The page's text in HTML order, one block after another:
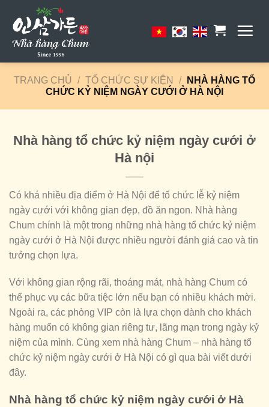
content
TRANG CHỦ / TỔ CHỨC SỰ KIỆN /
NHÀ HÀNG TỔ
CHỨC KỶ NIỆM NGÀY CƯỚI Ở HÀ NỘI
Nhà hàng tổ chức kỷ niệm ngày cưới ở
Hà nội
Có khá nhiều địa điểm ở Hà Nội để tổ chức lễ kỷ niệm
ngày cưới với không gian đẹp, đồ ăn ngon. Nhà hàng
Chum chính là một trong những nhà hàng tổ chức kỷ niệm
ngày cưới ở Hà Nội được nhiều người đánh giá cao và tin
tưởng chọn lựa.
Với không gian rộng rãi, thoáng mát, nhà hàng Chum có
thể phục vụ các bữa tiệc lớn nếu bạn có nhiều khách mời.
Ngoài ra, các phòng VIP còn là lựa chọn dành cho khách
hàng muốn có không gian riêng tư, lãng mạn trong ngày kỷ
niệm của mình. Cùng xem nhà hàng Chum – nhà hàng tổ
chức kỷ niệm ngày cưới ở Hà Nội có gì qua bài viết dưới
đây.
Nhà hàng tổ chức kỷ niệm ngày cưới ở Hà